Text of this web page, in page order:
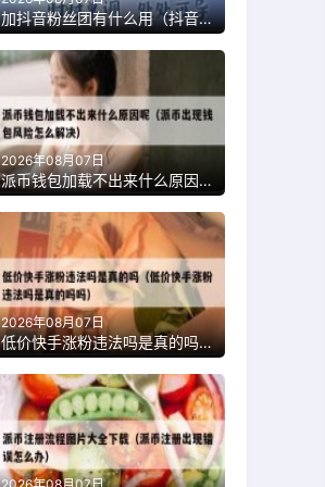
加抖音粉丝团有什么用（抖音加入粉丝团有什么好处和坏处）
2026年08月07日
派币钱包加载不出来什么原因呢（派币出现钱包风险怎么解决）
2026年08月07日
低价快手涨粉违法吗是真的吗（低价快手涨粉违法吗是真的吗吗）